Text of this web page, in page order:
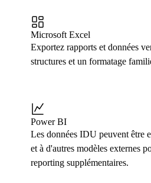
Microsoft Excel
Exportez rapports et données
structures et un formatage
Power BI
Les données IDU peuvent être
et à d'autres modèles externes
reporting supplémentaires.